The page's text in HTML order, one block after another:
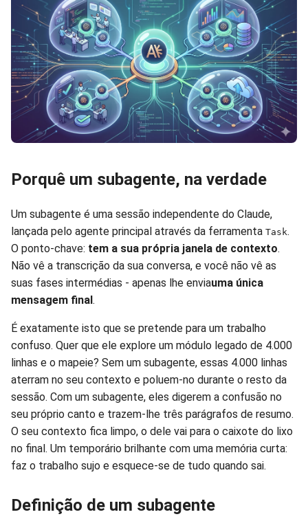
Porquê um subagente, na verdade
Um subagente é uma sessão independente do Claude,
lançada pelo agente principal através da ferramenta Task.
O ponto-chave: tem a sua própria janela de contexto.
Não vê a transcrição da sua conversa, e você não vê as
suas fases intermédias - apenas lhe enviauma única
mensagem final.
É exatamente isto que se pretende para um trabalho
confuso. Quer que ele explore um módulo legado de 4.000
linhas e o mapeie? Sem um subagente, essas 4.000 linhas
aterram no seu contexto e poluem-no durante o resto da
sessão. Com um subagente, eles digerem a confusão no
seu próprio canto e trazem-lhe três parágrafos de resumo.
O seu contexto fica limpo, o dele vai para o caixote do lixo
no final. Um temporário brilhante com uma memória curta:
faz o trabalho sujo e esquece-se de tudo quando sai.
Definição de um subagente